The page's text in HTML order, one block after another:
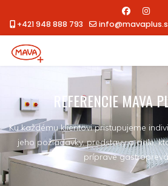
+421 948 888 793
REFERENCIE MAVA
Ku každému klientovi pristupujeme
jeho požiadavky, predstavy a ciele,
príprave